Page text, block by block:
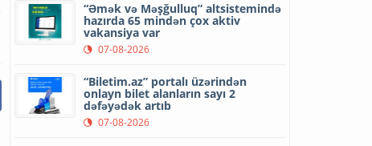
“Əmək və Məşğulluq” altsistemində
hazırda 65 mindən çox aktiv
vakansiya var
07-08-2026
“Biletim.az” portalı üzərindən
onlayn bilet alanların sayı 2
dəfəyədək artıb
07-08-2026